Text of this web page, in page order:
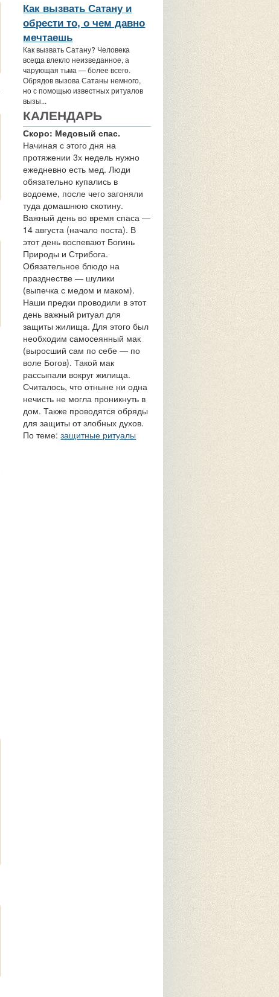
Как вызвать Сатану и
обрести то, о чем давно
мечтаешь
Как вызвать Сатану? Человека
всегда влекло неизведанное, а
чарующая тьма — более всего.
Обрядов вызова Сатаны немного,
но с помощью известных ритуалов
вызы...
КАЛЕНДАРЬ
Скоро: Медовый спас.
Начиная с этого дня на
протяжении 3х недель нужно
ежедневно есть мед. Люди
обязательно купались в
водоеме, после чего загоняли
туда домашнюю скотину.
Важный день во время спаса —
14 августа (начало поста). В
этот день воспевают Богинь
Природы и Стрибога.
Обязательное блюдо на
празднестве — шулики
(выпечка с медом и маком).
Наши предки проводили в этот
день важный ритуал для
защиты жилища. Для этого был
необходим самосеянный мак
(выросший сам по себе — по
воле Богов). Такой мак
рассыпали вокруг жилища.
Считалось, что отныне ни одна
нечисть не могла проникнуть в
дом. Также проводятся обряды
для защиты от злобных духов.
По теме:защитные ритуалы